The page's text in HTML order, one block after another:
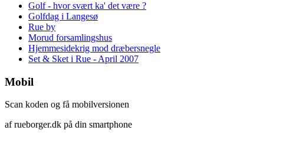
Golf - hvor svært ka' det være ?
Golfdag i Langesø
Rue by
Morud forsamlingshus
Hjemmesidekrig mod dræbersnegle
Set & Sket i Rue - April 2007
Mobil
Scan koden og få mobilversionen
af rueborger.dk på din smartphone